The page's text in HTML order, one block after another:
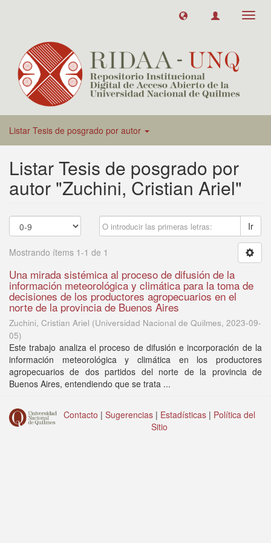
Listar Tesis de posgrado por autor
Listar Tesis de posgrado por
autor "Zuchini, Cristian Ariel"
Ir
Mostrando ítems 1-1 de 1
Una mirada sistémica al proceso de difusión de la
información meteorológica y climática para la toma de
decisiones de los productores agropecuarios en el
norte de la provincia de Buenos Aires
Zuchini, Cristian Ariel (Universidad Nacional de Quilmes, 2023-09-
05)
Este trabajo analiza el proceso de difusión e incorporación de la
información meteorológica y climática en los productores
agropecuarios de dos partidos del norte de la provincia de
Buenos Aires, entendiendo que se trata ...
Contacto | Sugerencias | Estadísticas | Política del
Sitio